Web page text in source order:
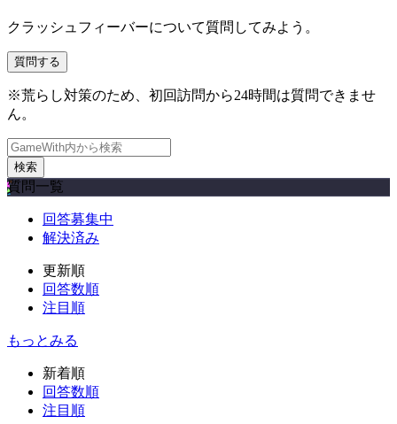
クラッシュフィーバーについて質問してみよう。
質問する
※荒らし対策のため、初回訪問から24時間は質問できませ
ん。
検索
質問一覧
回答募集中
解決済み
更新順
回答数順
注目順
もっとみる
新着順
回答数順
注目順